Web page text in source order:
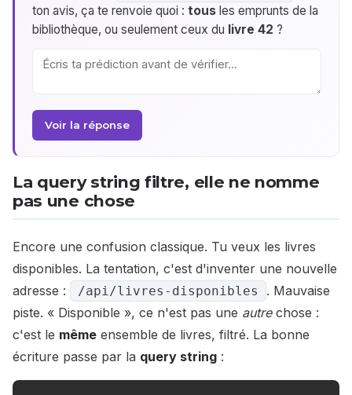
ton avis, ça te renvoie quoi : tous les emprunts de la
bibliothèque, ou seulement ceux du livre 42 ?
Voir la réponse
La query string filtre, elle ne nomme
pas une chose
Encore une confusion classique. Tu veux les livres
disponibles. La tentation, c'est d'inventer une nouvelle
adresse :
/api/livres-disponibles
. Mauvaise
piste. « Disponible », ce n'est pas une autrechose :
c'est le même ensemble de livres, filtré. La bonne
écriture passe par la query string :